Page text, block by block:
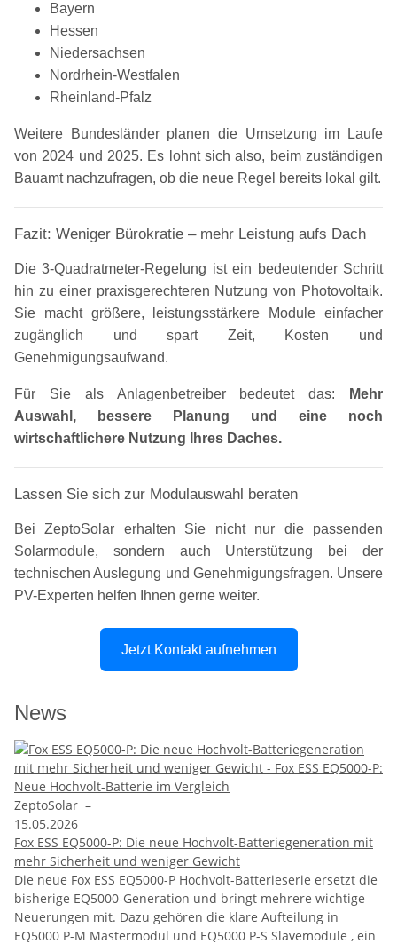
Bayern
Hessen
Niedersachsen
Nordrhein-Westfalen
Rheinland-Pfalz
Weitere Bundesländer planen die Umsetzung im Laufe
von 2024 und 2025. Es lohnt sich also, beim zuständigen
Bauamt nachzufragen, ob die neue Regel bereits lokal gilt.
Fazit: Weniger Bürokratie – mehr Leistung aufs Dach
Die 3-Quadratmeter-Regelung ist ein bedeutender Schritt
hin zu einer praxisgerechteren Nutzung von Photovoltaik.
Sie macht größere, leistungsstärkere Module einfacher
zugänglich und spart Zeit, Kosten und
Genehmigungsaufwand.
Für Sie als Anlagenbetreiber bedeutet das:
Mehr
Auswahl, bessere Planung und eine noch
wirtschaftlichere Nutzung Ihres Daches.
Lassen Sie sich zur Modulauswahl beraten
Bei ZeptoSolar erhalten Sie nicht nur die passenden
Solarmodule, sondern auch Unterstützung bei der
technischen Auslegung und Genehmigungsfragen. Unsere
PV-Experten helfen Ihnen gerne weiter.
Jetzt Kontakt aufnehmen
News
ZeptoSolar –
15.05.2026
Fox ESS EQ5000-P: Die neue Hochvolt-Batteriegeneration mit
mehr Sicherheit und weniger Gewicht
Die neue Fox ESS EQ5000-P Hochvolt-Batterieserie ersetzt die
bisherige EQ5000-Generation und bringt mehrere wichtige
Neuerungen mit. Dazu gehören die klare Aufteilung in
EQ5000 P-M Mastermodul und EQ5000 P-S Slavemodule , ein